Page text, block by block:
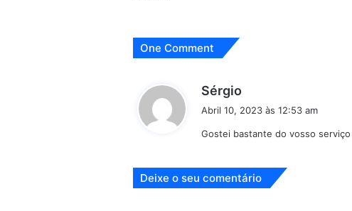
One Comment
Sérgio
i
:
Abril 10, 2023 às 12:53 am
Gostei bastante do vosso
Deixe o seu comentário